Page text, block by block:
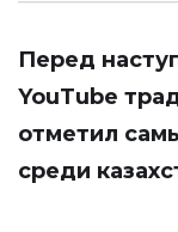
Перед
YouTube
отметил
среди